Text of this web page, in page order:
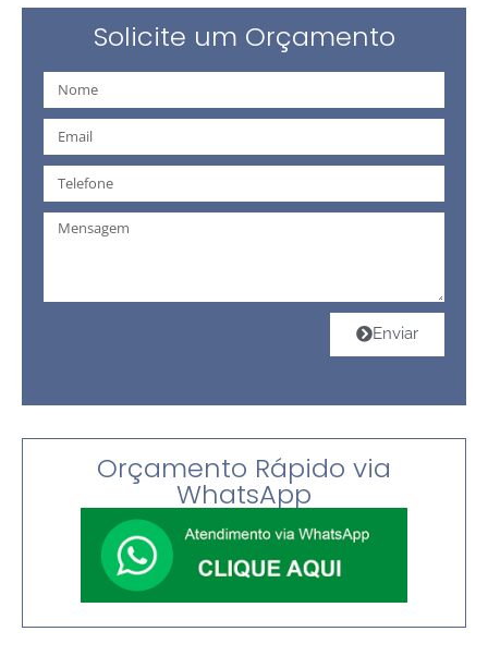
Solicite um Orçamento
Enviar
Orçamento Rápido via
WhatsApp